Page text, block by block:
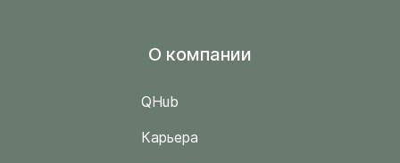
O компании
QHub
Карьера